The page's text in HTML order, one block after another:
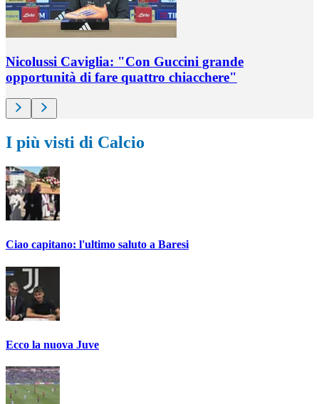
Nicolussi Caviglia: "Con Guccini grande
opportunità di fare quattro chiacchere"
I più visti di Calcio
Ciao capitano: l'ultimo saluto a Baresi
Ecco la nuova Juve